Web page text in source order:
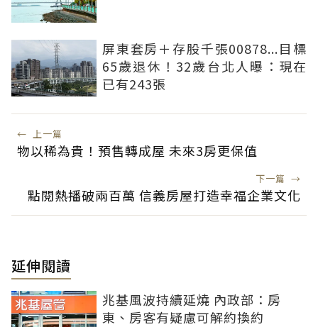
屏東套房＋存股千張00878...目標
65歲退休！32歲台北人曝：現在
已有243張
← 上一篇
物以稀為貴！預售轉成屋 未來3房更保值
下一篇 →
點閱熱播破兩百萬 信義房屋打造幸福企業文化
延伸閱讀
兆基風波持續延燒 內政部：房
東、房客有疑慮可解約換約